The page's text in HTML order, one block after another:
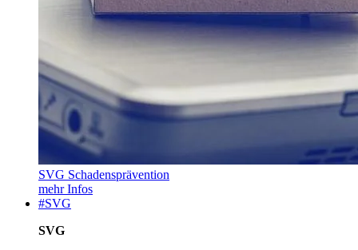
SVG Schadensprävention
mehr Infos
#SVG
SVG